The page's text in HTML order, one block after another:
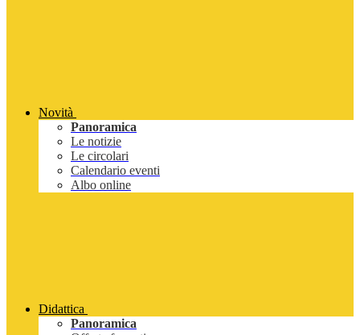
Novità
Panoramica
Le notizie
Le circolari
Calendario eventi
Albo online
Didattica
Panoramica